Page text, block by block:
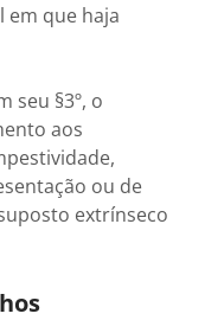
que haja
seu §3º, o
aos
ou de
extrínseco